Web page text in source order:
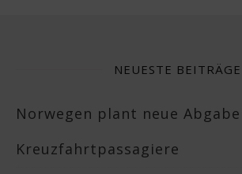
NEUESTE BEITRÄGE
Norwegen plant neue
Kreuzfahrtpassagiere